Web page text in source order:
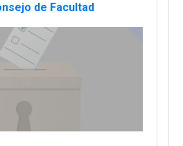
de Facultad